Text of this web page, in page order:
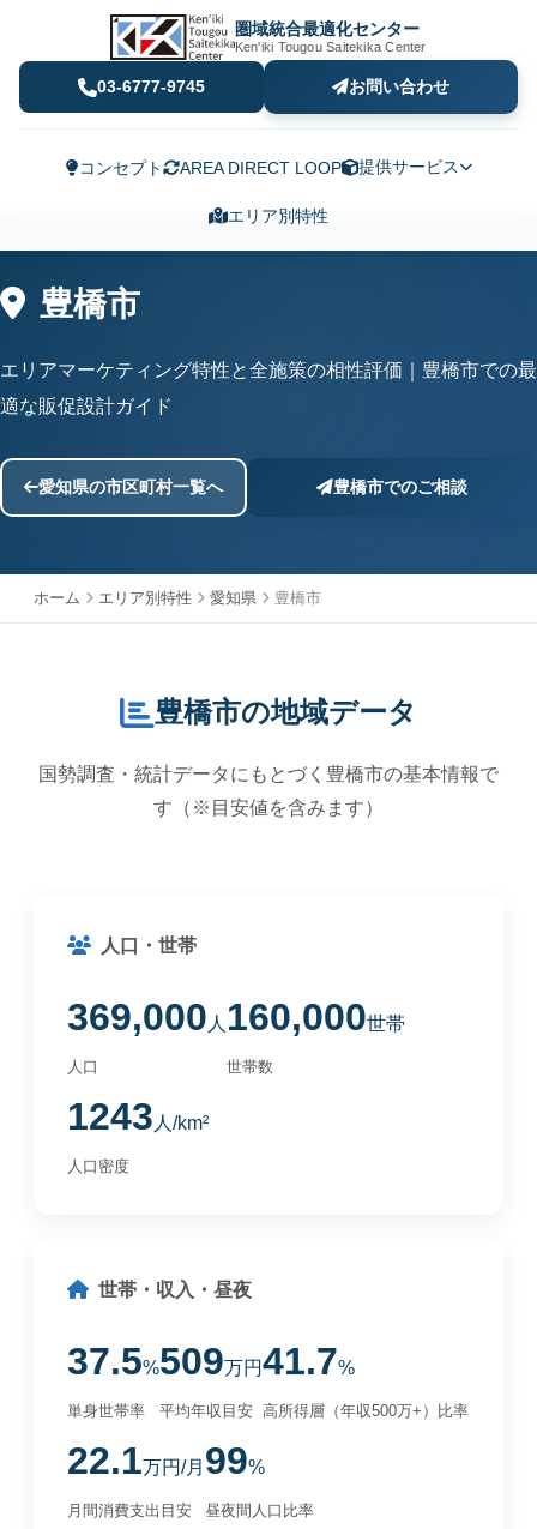
圏域統合最適化センター
Ken'iki Tougou Saitekika Center
03-6777-9745 お問い合わせ
コンセプト AREA DIRECT LOOP 提供サービス
エリア別特性
豊橋市
エリアマーケティング特性と全施策の相性評価｜豊橋市での最
適な販促設計ガイド
愛知県の市区町村一覧へ 豊橋市でのご相談
ホーム エリア別特性 愛知県 豊橋市
豊橋市の地域データ
国勢調査・統計データにもとづく豊橋市の基本情報で
す（※目安値を含みます）
人口・世帯
369,000 人
人口
160,000世帯
世帯数
1243 人/km²
人口密度
世帯・収入・昼夜
37.5%
単身世帯率
509万円
平均年収目安
41.7%
高所得層（年収500万+）比率
22.1万円/月
月間消費支出目安
99%
昼夜間人口比率